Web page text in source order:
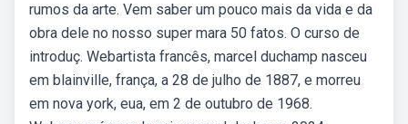
rumos da arte. Vem saber um pouco mais da vida e da
obra dele no nosso super mara 50 fatos. O curso de
introduç. Webartista francês, marcel duchamp nasceu
em blainville, frança, a 28 de julho de 1887, e morreu
em nova york, eua, em 2 de outubro de 1968.